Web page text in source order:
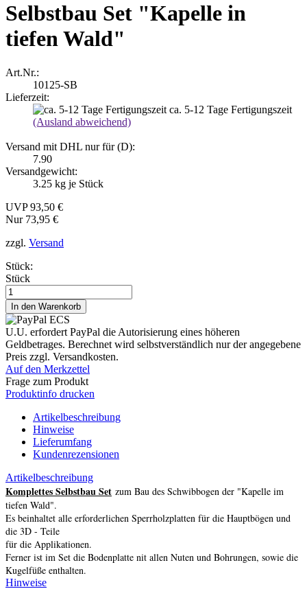
Selbstbau Set "Kapelle in
tiefen Wald"
Art.Nr.:
10125-SB
Lieferzeit:
ca. 5-12 Tage Fertigungszeit
(Ausland abweichend)
Versand mit DHL nur für (D):
7.90
Versandgewicht:
3.25 kg je Stück
UVP 93,50 €
Nur 73,95 €
zzgl. Versand
Stück:
Stück
U.U. erfordert PayPal die Autorisierung eines höheren
Geldbetrages. Berechnet wird selbstverständlich nur der angegebene
Preis zzgl. Versandkosten.
Auf den Merkzettel
Frage zum Produkt
Produktinfo drucken
Artikelbeschreibung
Hinweise
Lieferumfang
Kundenrezensionen
Artikelbeschreibung
Komplettes Selbstbau Set zum Bau des Schwibbogen der "Kapelle im
tiefen Wald".
Es beinhaltet alle erforderlichen Sperrholzplatten für die Hauptbögen und
die 3D - Teile
für die Applikationen.
Ferner ist im Set die Bodenplatte nit allen Nuten und Bohrungen, sowie die
Kugelfüße enthalten.
Hinweise